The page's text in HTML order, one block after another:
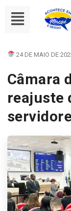
24 DE MAIO DE
Câmara
reajuste